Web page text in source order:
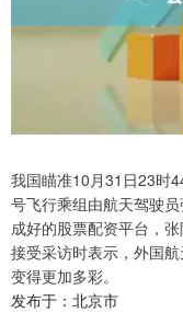
我国瞄准10月31日23时
号飞行乘组由航天驾驶
成好的股票配资平台，
接受采访时表示，外国
变得更加多彩。
发布于：北京市